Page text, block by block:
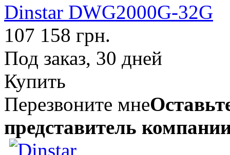
Dinstar DWG2000G-32G
107 158 грн.
Под заказ, 30 дней
Купить
Перезвоните мне
представитель